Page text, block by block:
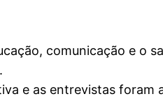
comunicação e o
e as entrevistas foram